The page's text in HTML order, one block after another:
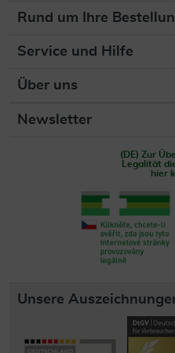
Rund um Ihre
Service und Hilfe
Über uns
Newsletter
(DE) Zur
Legalität
hier
Unsere